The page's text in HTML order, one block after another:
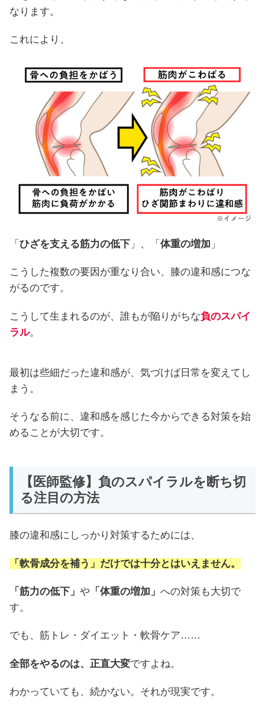
なります。
これにより、
「 ひざを支える筋力の低下 」、「 体重の増加 」
こうした複数の要因が重なり合い、膝の違和感につな
がるのです。
こうして生まれるのが、誰もが陥りがちな負のスパイ
ラル。
最初は些細だった違和感が、気づけば日常を変えてし
まう。
そうなる前に、違和感を感じた今からできる対策を始
めることが大切です。
【医師監修】負のスパイラルを断ち切
る注目の方法
膝の違和感にしっかり対策するためには、
「軟骨成分を補う」だけでは十分とはいえません。
「筋力の低下」 や 「体重の増加」 への対策も大切で
す。
でも、筋トレ・ダイエット・軟骨ケア……
全部をやるのは、正直大変ですよね。
わかっていても、続かない。それが現実です。